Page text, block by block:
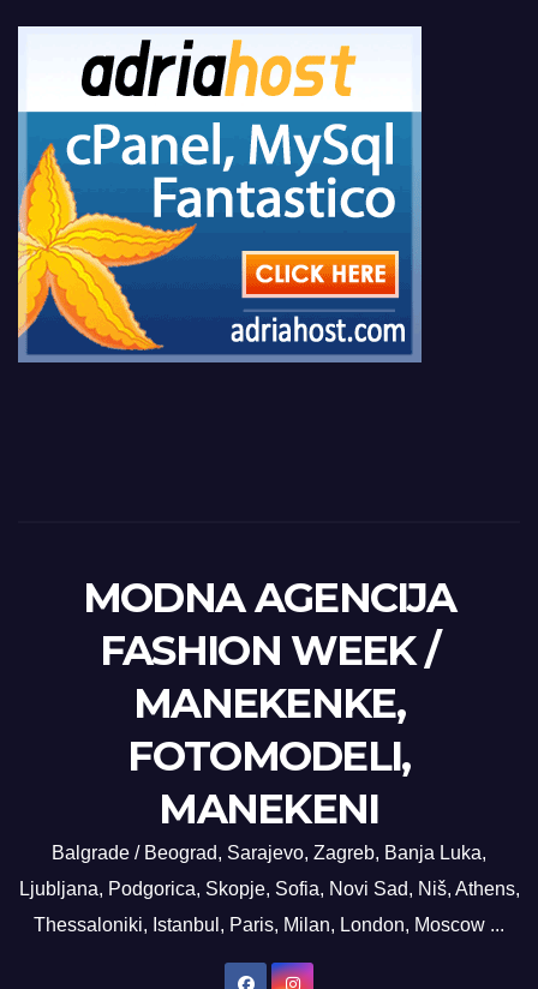
MODNA AGENCIJA
FASHION WEEK /
MANEKENKE,
FOTOMODELI,
MANEKENI
Balgrade / Beograd, Sarajevo, Zagreb, Banja Luka,
Ljubljana, Podgorica, Skopje, Sofia, Novi Sad, Niš, Athens,
Thessaloniki, Istanbul, Paris, Milan, London, Moscow ...